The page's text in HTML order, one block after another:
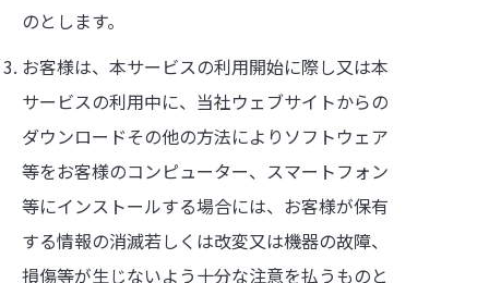
のとします。
お客様は、本サービスの利用開始に際し又は本
サービスの利用中に、当社ウェブサイトからの
ダウンロードその他の方法によりソフトウェア
等をお客様のコンピューター、スマートフォン
等にインストールする場合には、お客様が保有
する情報の消滅若しくは改変又は機器の故障、
損傷等が生じないよう十分な注意を払うものと